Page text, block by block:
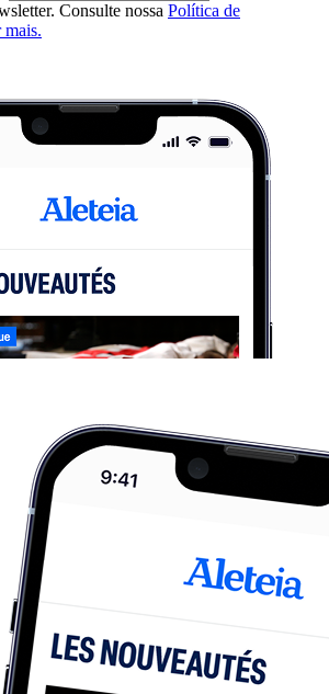
Consulte nossa Política de
mais.